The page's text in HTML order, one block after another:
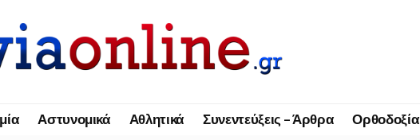
Αστυνομικά Αθλητικά Συνεντεύξεις – Άρθρα Ορθοδοξία